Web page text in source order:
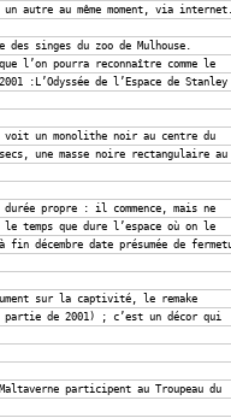
autre au même moment, via
singes du zoo de Mulhouse.
l’on pourra reconnaître comme le
:L’Odyssée de l’Espace de Stanley
voit un monolithe noir au centre du
une masse noire rectangulaire au
propre : il commence, mais ne
temps que dure l’espace où on le
décembre date présumée de
sur la captivité, le remake
partie de 2001) ; c’est un décor qui
participent au Troupeau du